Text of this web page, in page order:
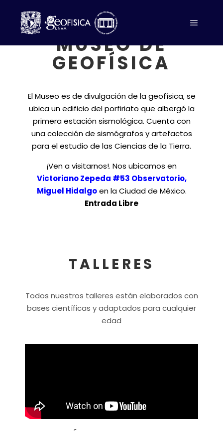
MUSEO DE
GEOFÍSICA
El Museo es de divulgación de la geofísica, se
ubica un edificio del porfiriato que albergó la
primera estación sismológica. Cuenta con
una colección de sismógrafos y artefactos
para el estudio de las Ciencias de la Tierra.
¡Ven a visitarnos!. Nos ubicamos en
Victoriano Zepeda #53 Observatorio,
Miguel Hidalgoen la Ciudad de México.
Entrada Libre
TALLERES
Todos nuestros talleres están elaborados con
bases científicas y adaptados para cualquier
edad